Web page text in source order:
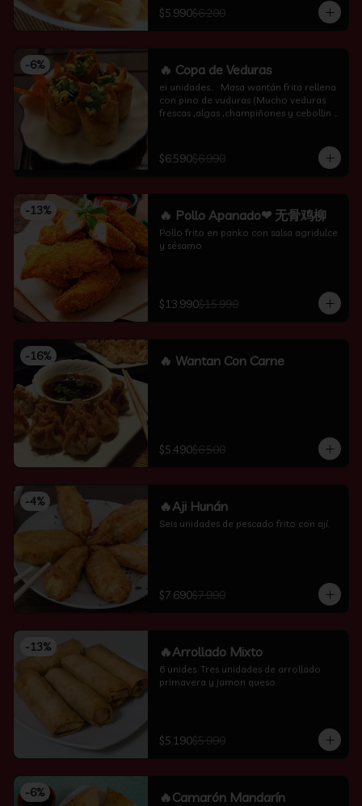
$5.990$6.200
-6% 🔥 Copa de Veduras
ei unidades..   Masa wantán frita rellena
con pino de vuduras (Mucho veduras
frescas ,algas ,champiñones y cebollin
$6.590$6.990
-13% 🔥 Pollo Apanado❤ 无骨鸡柳
Pollo frito en panko con salsa agridulce
y sésamo
$13.990$15.990
-16% 🔥 Wantan Con Carne
$5.490$6.500
-4% 🔥Aji Hunán
Seis unidades de pescado frito con ají.
$7.690$7.990
-13% 🔥Arrollado Mixto
6 unides. Tres unidades de arrollado
primavera y jamon queso.
$5.190$5.990
-6% 🔥Camarón Mandarín